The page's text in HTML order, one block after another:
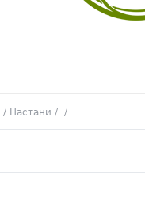
/ Настани / /